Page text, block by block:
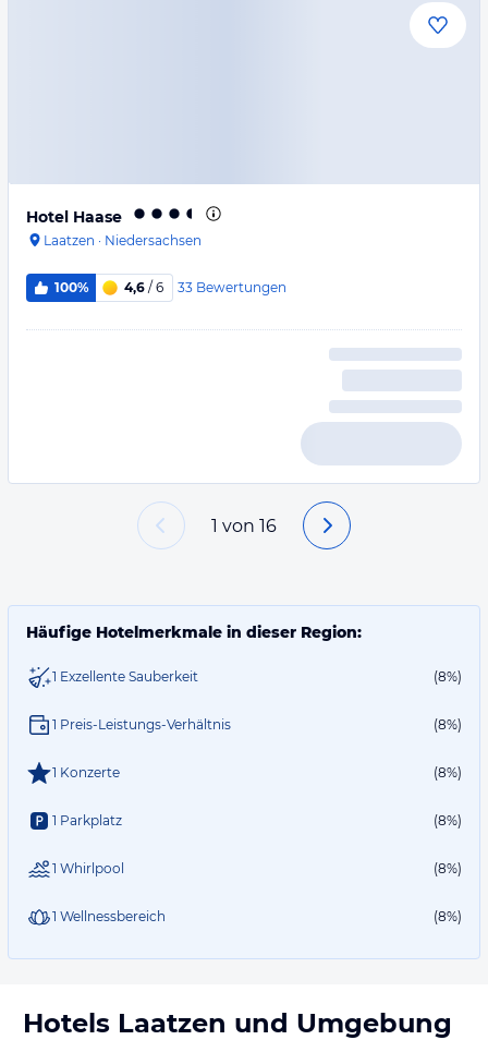
Hotel Haase
Laatzen · Niedersachsen
100% 4,6 / 6 33 Bewertungen
1 von 16
Häufige Hotelmerkmale in dieser Region:
1 Exzellente Sauberkeit (8%)
1 Preis-Leistungs-Verhältnis (8%)
1 Konzerte (8%)
1 Parkplatz (8%)
1 Whirlpool (8%)
1 Wellnessbereich (8%)
Hotels Laatzen und Umgebung